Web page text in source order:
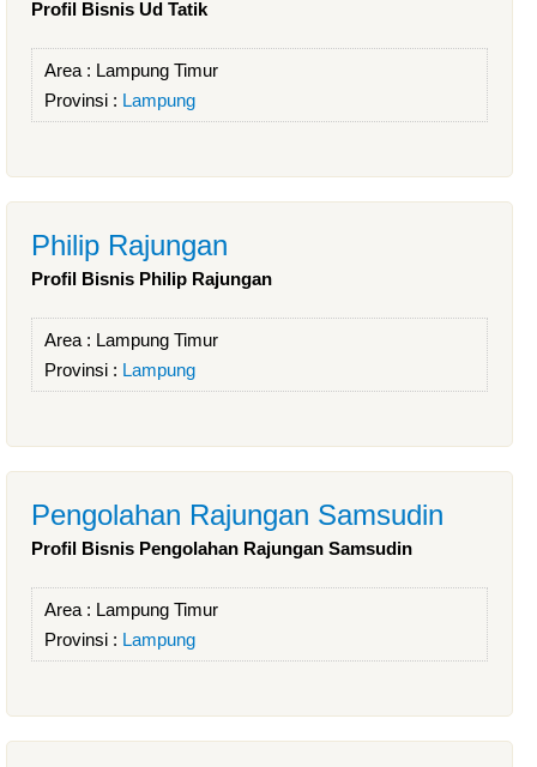
Profil Bisnis Ud Tatik
Area : Lampung Timur
Provinsi : Lampung
Philip Rajungan
Profil Bisnis Philip Rajungan
Area : Lampung Timur
Provinsi : Lampung
Pengolahan Rajungan Samsudin
Profil Bisnis Pengolahan Rajungan Samsudin
Area : Lampung Timur
Provinsi : Lampung